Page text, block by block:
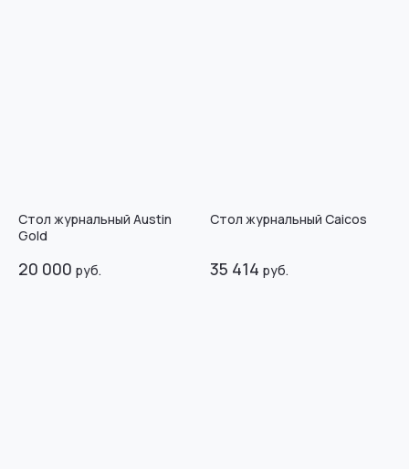
Стол журнальный Austin
Gold
20 000 руб.
Стол журнальный Caicos
35 414 руб.